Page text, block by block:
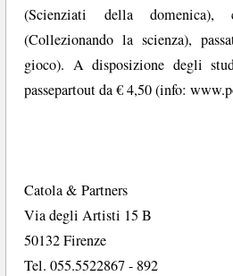
(Scienziati della domenica),
(Collezionando la scienza),
gioco). A disposizione degli
passepartout da € 4,50 (info:
Catola & Partners
Via degli Artisti 15 B
50132 Firenze
Tel. 055.5522867 - 892